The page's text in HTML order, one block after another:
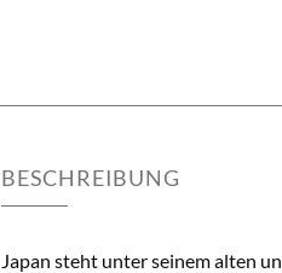
BESCHREIBUNG
Japan steht unter seinem alten